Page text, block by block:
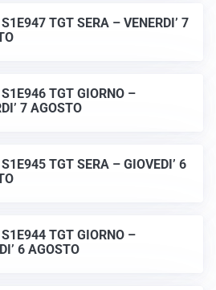
TGT SERA – VENERDI’ 7
TGT GIORNO –
7 AGOSTO
TGT SERA – GIOVEDI’ 6
TGT GIORNO –
6 AGOSTO